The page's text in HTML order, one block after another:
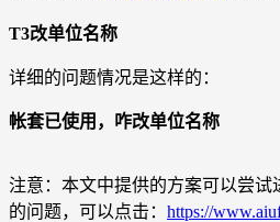
T3改单位名称
详细的问题情况是这样的：
帐套已使用，咋改单位名称
注意：本文中提供的方案可以尝试
的问题，可以点击： https://